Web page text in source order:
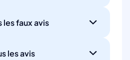
faux avis
les avis